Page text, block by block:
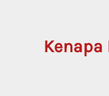
Kenapa